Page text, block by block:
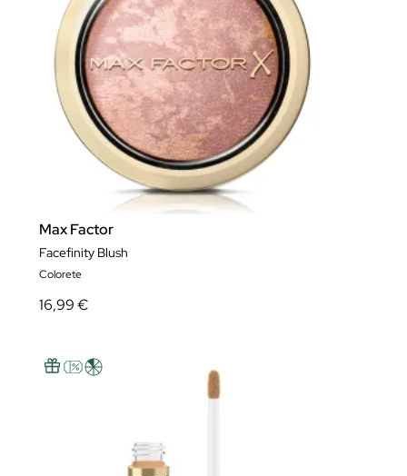
Max Factor
Facefinity Blush
Colorete
16,99 €